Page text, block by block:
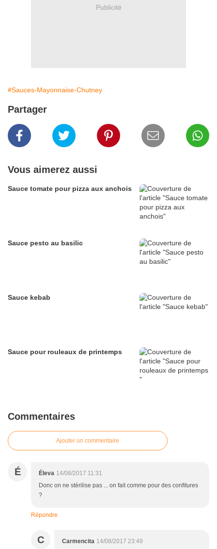
Publicité
#Sauces-Mayonnaise-Chutney
Partager
Vous aimerez aussi
Sauce tomate pour pizza aux anchois
Sauce pesto au basilic
Sauce kebab
Sauce pour rouleaux de printemps
Commentaires
Ajouter un commentaire
É Éleva 14/08/2017 11:31
Donc on ne stérilise pas ... on fait comme pour des confitures
?
Répondre
C Carmencita 14/08/2017 23:49